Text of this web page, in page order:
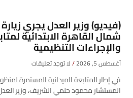
(فيديو) وزير العدل يجري
شمال القاهرة الابتدائية
والإجراءات التنظيمية
أغسطس 5, 2026 لا توجد تعليقات
في إطار المتابعة الميدانية المستمرة
المستشار محمود حلمي الشريف، وزير